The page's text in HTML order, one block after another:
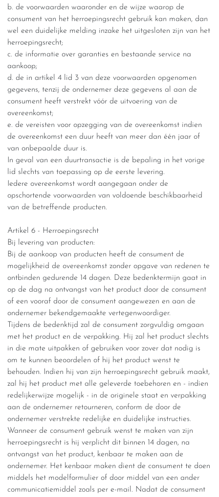
b. de voorwaarden waaronder en de wijze waarop de
consument van het herroepingsrecht gebruik kan maken, dan
wel een duidelijke melding inzake het uitgesloten zijn van het
herroepingsrecht;
c. de informatie over garanties en bestaande service na
aankoop;
d. de in artikel 4 lid 3 van deze voorwaarden opgenomen
gegevens, tenzij de ondernemer deze gegevens al aan de
consument heeft verstrekt vóór de uitvoering van de
overeenkomst;
e. de vereisten voor opzegging van de overeenkomst indien
de overeenkomst een duur heeft van meer dan één jaar of
van onbepaalde duur is.
In geval van een duurtransactie is de bepaling in het vorige
lid slechts van toepassing op de eerste levering.
Iedere overeenkomst wordt aangegaan onder de
opschortende voorwaarden van voldoende beschikbaarheid
van de betreffende producten.
Artikel 6 - Herroepingsrecht
Bij levering van producten:
Bij de aankoop van producten heeft de consument de
mogelijkheid de overeenkomst zonder opgave van redenen te
ontbinden gedurende 14 dagen. Deze bedenktermijn gaat in
op de dag na ontvangst van het product door de consument
of een vooraf door de consument aangewezen en aan de
ondernemer bekendgemaakte vertegenwoordiger.
Tijdens de bedenktijd zal de consument zorgvuldig omgaan
met het product en de verpakking. Hij zal het product slechts
in die mate uitpakken of gebruiken voor zover dat nodig is
om te kunnen beoordelen of hij het product wenst te
behouden. Indien hij van zijn herroepingsrecht gebruik maakt,
zal hij het product met alle geleverde toebehoren en - indien
redelijkerwijze mogelijk - in de originele staat en verpakking
aan de ondernemer retourneren, conform de door de
ondernemer verstrekte redelijke en duidelijke instructies.
Wanneer de consument gebruik wenst te maken van zijn
herroepingsrecht is hij verplicht dit binnen 14 dagen, na
ontvangst van het product, kenbaar te maken aan de
ondernemer. Het kenbaar maken dient de consument te doen
middels het modelformulier of door middel van een ander
communicatiemiddel zoals per e-mail. Nadat de consument